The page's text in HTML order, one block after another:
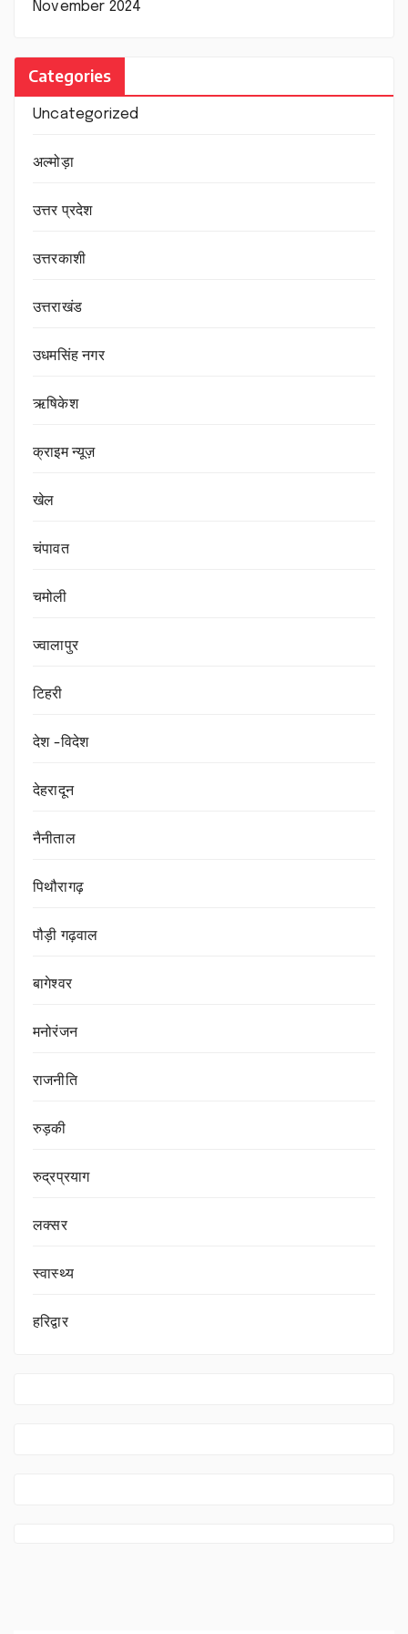
November 2024
Categories
Uncategorized
अल्मोड़ा
उत्तर प्रदेश
उत्तरकाशी
उत्तराखंड
उधमसिंह नगर
ऋषिकेश
क्राइम न्यूज़
खेल
चंपावत
चमोली
ज्वालापुर
टिहरी
देश -विदेश
देहरादून
नैनीताल
पिथौरागढ़
पौड़ी गढ़वाल
बागेश्वर
मनोरंजन
राजनीति
रुड़की
रुद्रप्रयाग
लक्सर
स्वास्थ्य
हरिद्वार